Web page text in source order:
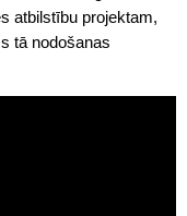
atbilstību projektam,
tā nodošanas